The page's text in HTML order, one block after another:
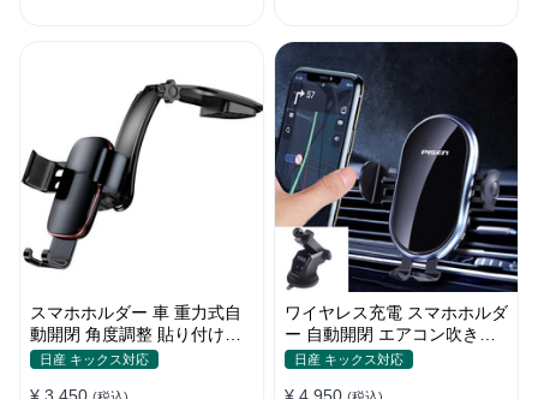
スマホホルダー 車 重力式自
動開閉 角度調整 貼り付けタ
イプ 片手操作 多機種対応
日産 キックス対応
ワイヤレス充電 スマホホルダ
ー 自動開閉 エアコン吹き出
し口式 全機種 車
日産 キックス対応